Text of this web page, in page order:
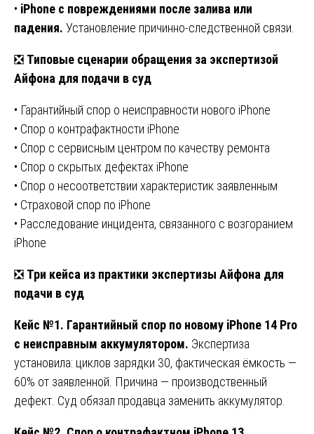
• iPhone с повреждениями после залива или
падения. Установление причинно-следственной связи.
❎ Типовые сценарии обращения за экспертизой
Айфона для подачи в суд
• Гарантийный спор о неисправности нового iPhone
• Спор о контрафактности iPhone
• Спор с сервисным центром по качеству ремонта
• Спор о скрытых дефектах iPhone
• Спор о несоответствии характеристик заявленным
• Страховой спор по iPhone
• Расследование инцидента, связанного с возгоранием
iPhone
❎ Три кейса из практики экспертизы Айфона для
подачи в суд
Кейс №1. Гарантийный спор по новому iPhone 14 Pro
с неисправным аккумулятором. Экспертиза
установила: циклов зарядки 30, фактическая ёмкость —
60% от заявленной. Причина — производственный
дефект. Суд обязал продавца заменить аккумулятор.